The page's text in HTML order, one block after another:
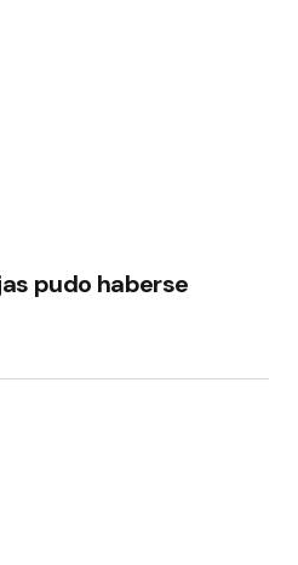
pudo haberse